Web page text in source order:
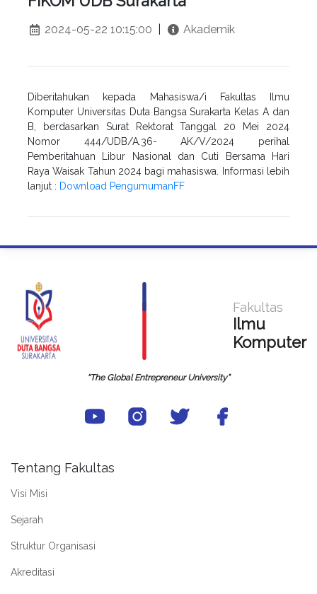
2024-05-22 10:15:00 Akademik
Diberitahukan kepada Mahasiswa/i Fakultas Ilmu
Komputer Universitas Duta Bangsa Surakarta Kelas A dan
B, berdasarkan Surat Rektorat Tanggal 20 Mei 2024
Nomor 444/UDB/A.36- AK/V/2024 perihal
Pemberitahuan Libur Nasional dan Cuti Bersama Hari
Raya Waisak Tahun 2024 bagi mahasiswa. Informasi lebih
lanjut : Download PengumumanFF
Fakultas
Ilmu
Komputer
“The Global Entrepreneur University”
Tentang Fakultas
Visi Misi
Sejarah
Struktur Organisasi
Akreditasi